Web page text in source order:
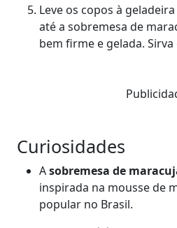
Leve os copos à
até a sobremesa de
bem firme e gelada. Sirva
Curiosidades
Asobremesa de
inspirada na mousse de
popular no Brasil.